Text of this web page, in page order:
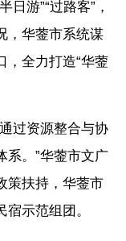
游”“过路客”，
，华蓥市系统谋
，全力打造“华蓥
过资源整合与协
系。”华蓥市文广
策扶持，华蓥市
示范组团。